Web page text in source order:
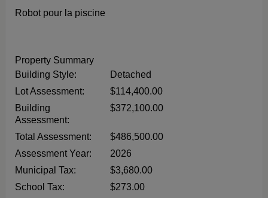
Robot pour la piscine
Property Summary
Building Style:
Detached
Lot Assessment:
$114,400.00
Building
Assessment:
$372,100.00
Total Assessment:
$486,500.00
Assessment Year:
2026
Municipal Tax:
$3,680.00
School Tax:
$273.00